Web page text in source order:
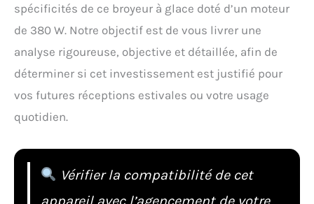
spécificités de ce broyeur à glace doté d’un moteur
de 380 W. Notre objectif est de vous livrer une
analyse rigoureuse, objective et détaillée, afin de
déterminer si cet investissement est justifié pour
vos futures réceptions estivales ou votre usage
quotidien.
Vérifier la compatibilité de cet